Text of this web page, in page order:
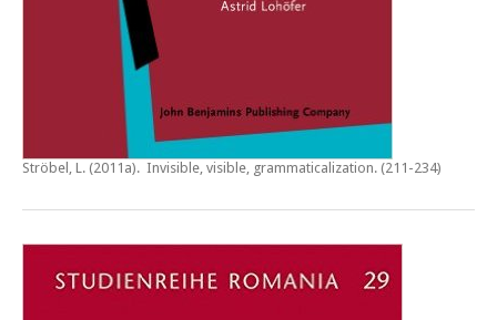
Ströbel, L. (2011a). Invisible, visible, grammaticalization. (211-234)